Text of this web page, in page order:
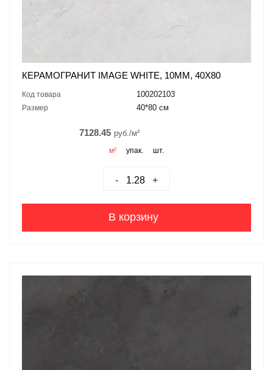
КЕРАМОГРАНИТ IMAGE WHITE, 10ММ, 40X80
Код товара 100202103
Размер 40*80 см
7128.45 руб./м²
м² упак. шт.
- +
В корзину